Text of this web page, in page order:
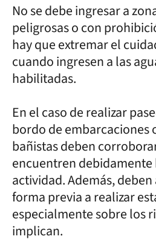
No se debe ingresar a
peligrosas o con
hay que extremar el
cuando ingresen a las
habilitadas.
En el caso de realizar
bordo de embarcaciones
bañistas deben
encuentren
actividad. Además, deben
forma previa a realizar
especialmente sobre los
implican.